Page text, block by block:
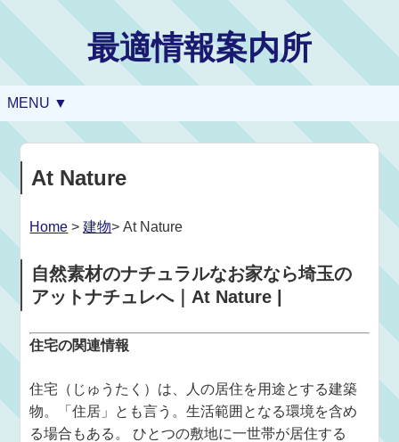
最適情報案内所
MENU ▼
At Nature
Home >建物> At Nature
自然素材のナチュラルなお家なら埼玉の
アットナチュレへ｜At Nature |
住宅の関連情報
住宅（じゅうたく）は、人の居住を用途とする建築
物。「住居」とも言う。生活範囲となる環境を含め
る場合もある。 ひとつの敷地に一世帯が居住する